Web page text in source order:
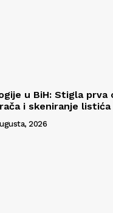
u BiH: Stigla prva
i skeniranje listića
2026